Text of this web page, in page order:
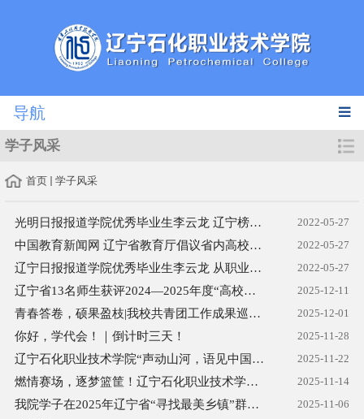
导航
学子风采
首页 学子风采
光明日报报道学院优秀毕业生李云龙 辽宁榜样引领青春华章 2022-05-27
中国教育新闻网 辽宁省教育厅倡议省内高校学生向李云龙同志学习 2022-05-27
辽宁日报报道学院优秀毕业生李云龙 从职业院校毕业后，他的故事... 2022-05-27
辽宁省13名师生获评2024—2025年度“高校毕业生基层就业卓越奖学... 2025-12-11
青春答卷，硕果盈枝|我校共青团工作成果巡礼迎接第二次团代会 2025-12-01
你好，学代会！｜倒计时三天！ 2025-11-28
辽宁石化职业技术学院“声动山河，语见中国”主持人大赛 2025-11-22
燃情赛场，逐梦篮筐！辽宁石化职业技术学院 “石化杯” 篮球赛圆... 2025-11-14
我院学子在2025年辽宁省“寻找最美乡镇”群众定向赛中勇创佳绩 2025-11-06